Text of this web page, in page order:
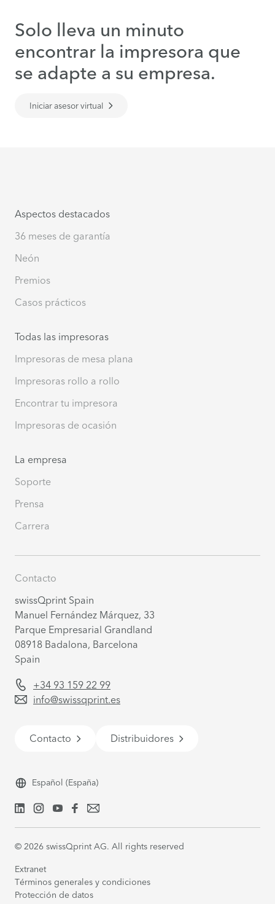
Solo lleva un minuto
encontrar la impresora que
se adapte a su empresa.
Iniciar asesor virtual
Aspectos destacados
36 meses de garantía
Neón
Premios
Casos prácticos
Todas las impresoras
Impresoras de mesa plana
Impresoras rollo a rollo
Encontrar tu impresora
Impresoras de ocasión
La empresa
Soporte
Prensa
Carrera
Contacto
swissQprint Spain
Manuel Fernández Márquez, 33
Parque Empresarial Grandland
08918 Badalona, Barcelona
Spain
+34 93 159 22 99
info@swissqprint.es
Contacto Distribuidores
Español (España)
© 2026 swissQprint AG. All rights reserved
Extranet
Términos generales y condiciones
Protección de datos